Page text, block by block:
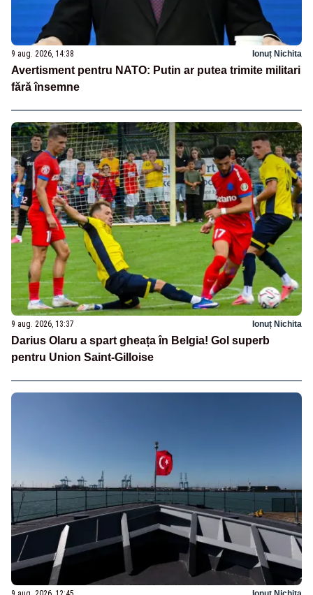
9 aug. 2026, 14:38 Ionuț Nichita
Avertisment pentru NATO: Putin ar putea trimite militari
fără însemne
9 aug. 2026, 13:37 Ionuț Nichita
Darius Olaru a spart gheața în Belgia! Gol superb
pentru Union Saint-Gilloise